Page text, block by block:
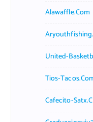
Alawaffle.com
United-
Tios-
Cafecito-